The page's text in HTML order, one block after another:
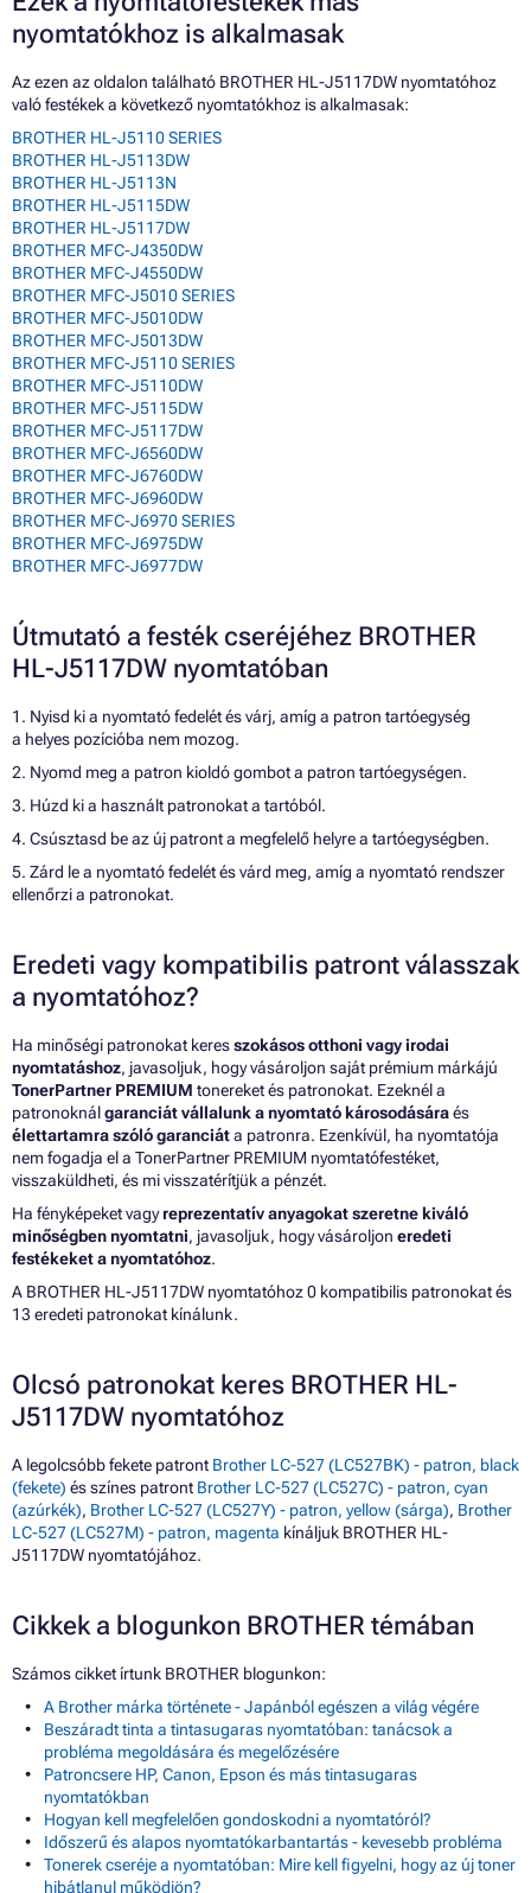
nyomtatókhoz is alkalmasak
Az ezen az oldalon található BROTHER HL-J5117DW nyomtatóhoz
való festékek a következő nyomtatókhoz is alkalmasak:
BROTHER HL-J5110 SERIES
BROTHER HL-J5113DW
BROTHER HL-J5113N
BROTHER HL-J5115DW
BROTHER HL-J5117DW
BROTHER MFC-J4350DW
BROTHER MFC-J4550DW
BROTHER MFC-J5010 SERIES
BROTHER MFC-J5010DW
BROTHER MFC-J5013DW
BROTHER MFC-J5110 SERIES
BROTHER MFC-J5110DW
BROTHER MFC-J5115DW
BROTHER MFC-J5117DW
BROTHER MFC-J6560DW
BROTHER MFC-J6760DW
BROTHER MFC-J6960DW
BROTHER MFC-J6970 SERIES
BROTHER MFC-J6975DW
BROTHER MFC-J6977DW
Útmutató a festék cseréjéhez BROTHER
HL-J5117DW nyomtatóban
1. Nyisd ki a nyomtató fedelét és várj, amíg a patron tartóegység
a helyes pozícióba nem mozog.
2. Nyomd meg a patron kioldó gombot a patron tartóegységen.
3. Húzd ki a használt patronokat a tartóból.
4. Csúsztasd be az új patront a megfelelő helyre a tartóegységben.
5. Zárd le a nyomtató fedelét és várd meg, amíg a nyomtató rendszer
ellenőrzi a patronokat.
Eredeti vagy kompatibilis patront válasszak
a nyomtatóhoz?
Ha minőségi patronokat keresszokásos otthoni vagy irodai
nyomtatáshoz, javasoljuk, hogy vásároljon saját prémium márkájú
TonerPartner PREMIUM tonereket és patronokat. Ezeknél a
patronoknálgaranciát vállalunk a nyomtató károsodásáraés
élettartamra szóló garanciáta patronra. Ezenkívül, ha nyomtatója
nem fogadja el a TonerPartner PREMIUM nyomtatófestéket,
visszaküldheti, és mi visszatérítjük a pénzét.
Ha fényképeket vagyreprezentatív anyagokat szeretne kiváló
minőségben nyomtatni, javasoljuk, hogy vásároljon eredeti
festékeket a nyomtatóhoz.
A BROTHER HL-J5117DW nyomtatóhoz 0 kompatibilis patronokat és
13 eredeti patronokat kínálunk.
Olcsó patronokat keres BROTHER HL-
J5117DW nyomtatóhoz
A legolcsóbb fekete patront Brother LC-527 (LC527BK) - patron, black
(fekete) és színes patront Brother LC-527 (LC527C) - patron, cyan
(azúrkék), Brother LC-527 (LC527Y) - patron, yellow (sárga), Brother
LC-527 (LC527M) - patron, magenta kínáljuk BROTHER HL-
J5117DW nyomtatójához.
Cikkek a blogunkon BROTHER témában
Számos cikket írtunk BROTHER blogunkon:
A Brother márka története - Japánból egészen a világ végére
Beszáradt tinta a tintasugaras nyomtatóban: tanácsok a
probléma megoldására és megelőzésére
Patroncsere HP, Canon, Epson és más tintasugaras
nyomtatókban
Hogyan kell megfelelően gondoskodni a nyomtatóról?
Időszerű és alapos nyomtatókarbantartás - kevesebb probléma
Tonerek cseréje a nyomtatóban: Mire kell figyelni, hogy az új toner
hibátlanul működjön?